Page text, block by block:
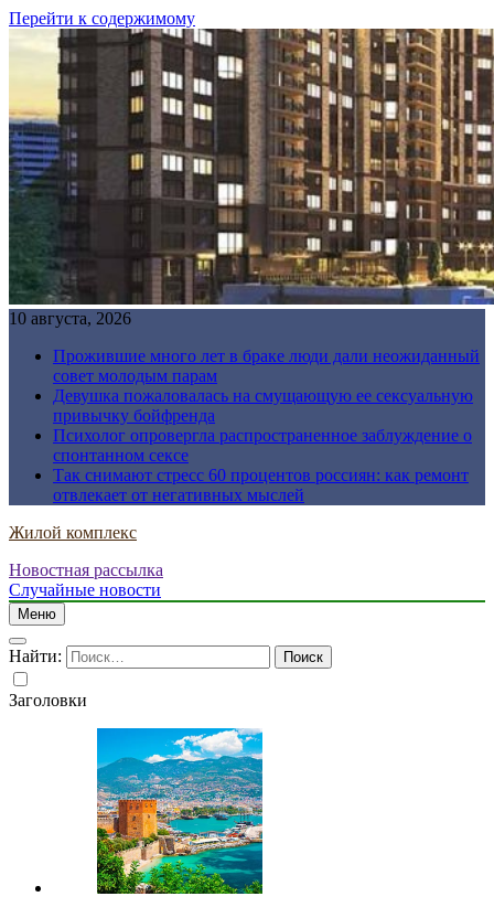
Перейти к содержимому
10 августа, 2026
Прожившие много лет в браке люди дали неожиданный
совет молодым парам
Девушка пожаловалась на смущающую ее сексуальную
привычку бойфренда
Психолог опровергла распространенное заблуждение о
спонтанном сексе
Так снимают стресс 60 процентов россиян: как ремонт
отвлекает от негативных мыслей
Жилой комплекс
Новостная рассылка
Случайные новости
Меню
Найти:
Заголовки